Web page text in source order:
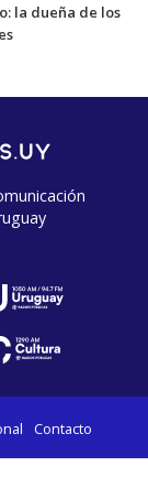
la dueña de los
Contacto